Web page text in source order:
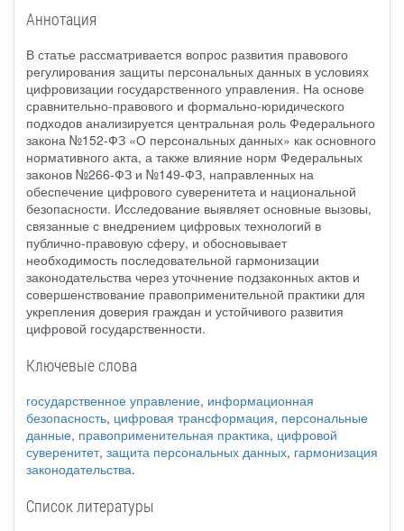
Аннотация
В статье рассматривается вопрос развития правового
регулирования защиты персональных данных в условиях
цифровизации государственного управления. На основе
сравнительно-правового и формально-юридического
подходов анализируется центральная роль Федерального
закона №152-ФЗ «О персональных данных» как основного
нормативного акта, а также влияние норм Федеральных
законов №266-ФЗ и №149-ФЗ, направленных на
обеспечение цифрового суверенитета и национальной
безопасности. Исследование выявляет основные вызовы,
связанные с внедрением цифровых технологий в
публично-правовую сферу, и обосновывает
необходимость последовательной гармонизации
законодательства через уточнение подзаконных актов и
совершенствование правоприменительной практики для
укрепления доверия граждан и устойчивого развития
цифровой государственности.
Ключевые слова
государственное управление, информационная
безопасность, цифровая трансформация, персональные
данные, правоприменительная практика, цифровой
суверенитет, защита персональных данных, гармонизация
законодательства.
Список литературы